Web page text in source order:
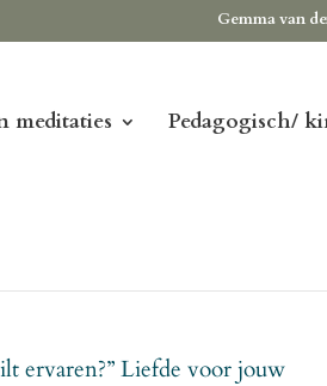
Gemma van
meditaties Pedagogisch/
ervaren?” Liefde voor jouw